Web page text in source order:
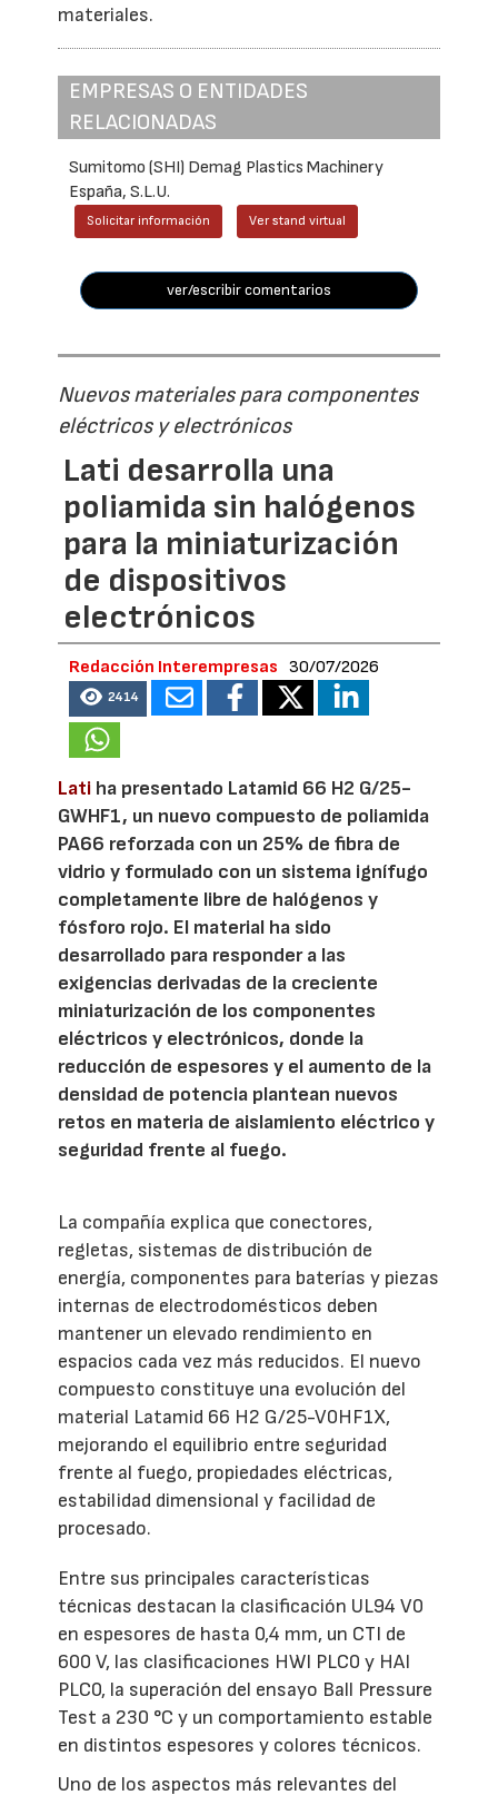
materiales.
EMPRESAS O ENTIDADES
RELACIONADAS
Sumitomo (SHI) Demag Plastics Machinery
España, S.L.U.
Solicitar información Ver stand virtual
ver/escribir comentarios
Nuevos materiales para componentes
eléctricos y electrónicos
Lati desarrolla una
poliamida sin halógenos
para la miniaturización
de dispositivos
electrónicos
Redacción Interempresas 30/07/2026
2414
Lati ha presentado Latamid 66 H2 G/25-
GWHF1, un nuevo compuesto de poliamida
PA66 reforzada con un 25% de fibra de
vidrio y formulado con un sistema ignífugo
completamente libre de halógenos y
fósforo rojo. El material ha sido
desarrollado para responder a las
exigencias derivadas de la creciente
miniaturización de los componentes
eléctricos y electrónicos, donde la
reducción de espesores y el aumento de la
densidad de potencia plantean nuevos
retos en materia de aislamiento eléctrico y
seguridad frente al fuego.
La compañía explica que conectores,
regletas, sistemas de distribución de
energía, componentes para baterías y piezas
internas de electrodomésticos deben
mantener un elevado rendimiento en
espacios cada vez más reducidos. El nuevo
compuesto constituye una evolución del
material Latamid 66 H2 G/25-V0HF1X,
mejorando el equilibrio entre seguridad
frente al fuego, propiedades eléctricas,
estabilidad dimensional y facilidad de
procesado.
Entre sus principales características
técnicas destacan la clasificación UL94 V0
en espesores de hasta 0,4 mm, un CTI de
600 V, las clasificaciones HWI PLC0 y HAI
PLC0, la superación del ensayo Ball Pressure
Test a 230 °C y un comportamiento estable
en distintos espesores y colores técnicos.
Uno de los aspectos más relevantes del